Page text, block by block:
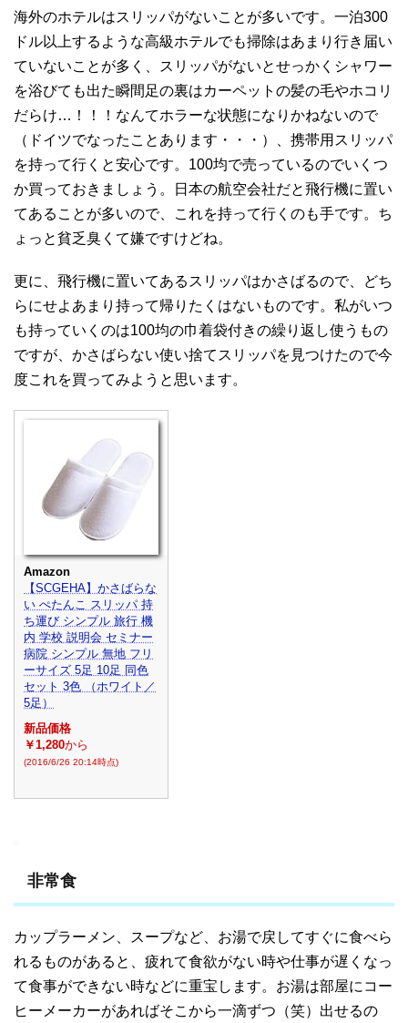
海外のホテルはスリッパがないことが多いです。一泊300
ドル以上するような高級ホテルでも掃除はあまり行き届い
ていないことが多く、スリッパがないとせっかくシャワー
を浴びても出た瞬間足の裏はカーペットの髪の毛やホコリ
だらけ…！！！なんてホラーな状態になりかねないので
（ドイツでなったことあります・・・）、携帯用スリッパ
を持って行くと安心です。100均で売っているのでいくつ
か買っておきましょう。日本の航空会社だと飛行機に置い
てあることが多いので、これを持って行くのも手です。ち
ょっと貧乏臭くて嫌ですけどね。
更に、飛行機に置いてあるスリッパはかさばるので、どち
らにせよあまり持って帰りたくはないものです。私がいつ
も持っていくのは100均の巾着袋付きの繰り返し使うもの
ですが、かさばらない使い捨てスリッパを見つけたので今
度これを買ってみようと思います。
Amazon
【SCGEHA】かさばらな
い ぺたんこ スリッパ 持
ち運び シンプル 旅行 機
内 学校 説明会 セミナー
病院 シンプル 無地 フリ
ーサイズ 5足 10足 同色
セット 3色 （ホワイト／
5足）
新品価格
￥1,280から
(2016/6/26 20:14時点)
非常食
カップラーメン、スープなど、お湯で戻してすぐに食べら
れるものがあると、疲れて食欲がない時や仕事が遅くなっ
て食事ができない時などに重宝します。お湯は部屋にコー
ヒーメーカーがあればそこから一滴ずつ（笑）出せるの